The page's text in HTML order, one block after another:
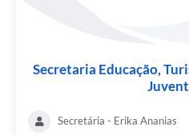
Secretaria Educação,
Secretária - Erika Ananias